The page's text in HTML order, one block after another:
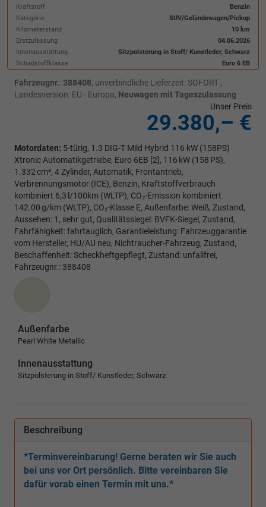
Kraftstoff
Benzin
Kategorie
SUV/Geländewagen/Pickup
Kilometerstand
10 km
Erstzulassung
04.06.2026
Innenausstattung
Sitzpolsterung in Stoff/ Kunstleder, Schwarz
Schadstoffklasse
Euro 6 EB
Fahrzeugnr.: 388408, unverbindliche Lieferzeit: SOFORT ,
Landesversion: EU - Europa, Neuwagen mit Tageszulassung
Unser Preis
29.380,– €
Motordaten: 5-türig, 1.3 DIG-T Mild Hybrid 116 kW (158PS)
Xtronic Automatikgetriebe, Euro 6EB [2], 116 kW (158 PS),
1.332 cm³, 4 Zylinder, Automatik, Frontantrieb,
Verbrennungsmotor (ICE), Benzin, Kraftstoffverbrauch
kombiniert 6,3 l/100km (WLTP), CO₂-Emission kombiniert
142.00 g/km (WLTP), CO₂-Klasse E, Außenfarbe: Weiß, Zustand,
Aussehen: 1, sehr gut, Qualitätssiegel: BVFK-Siegel, Zustand,
Fahrfähigkeit: fahrtauglich, Garantieleistung: Fahrzeuggarantie
vom Hersteller, HU/AU neu, Nichtraucher-Fahrzeug, Zustand,
Beschaffenheit: Scheckheftgepflegt, Zustand: unfallfrei,
Fahrzeugnr.: 388408
Außenfarbe
Pearl White Metallic
Innenausstattung
Sitzpolsterung in Stoff/ Kunstleder, Schwarz
Beschreibung
*Terminvereinbarung! Gerne beraten wir Sie auch
bei uns vor Ort persönlich. Bitte vereinbaren Sie
dafür vorab einen Termin mit uns.*